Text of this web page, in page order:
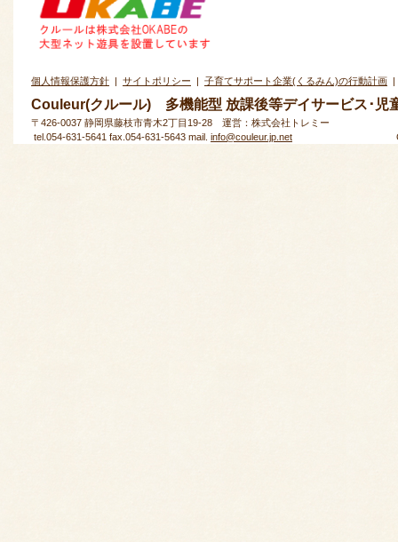
個人情報保護方針 サイトポリシー 子育てサポート企業(くるみん)の行動計画
Couleur(クルール) 多機能型 放課後等デイサービス･児
〒426-0037 静岡県藤枝市青木2丁目19-28 運営：株式会社トレミー
tel.054-631-5641 fax.054-631-5643 mail. info@couleur.jp.net